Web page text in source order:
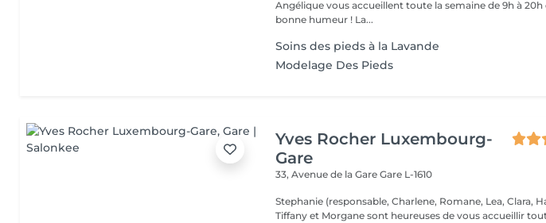
Angélique vous accueillent toute la semaine de 9h à 20h
bonne humeur ! La...
Soins des pieds à la Lavande
Modelage Des Pieds
Yves Rocher Luxembourg-
Gare
33, Avenue de la GareGare L-1610
Stephanie (responsable, Charlene, Romane, Lea, Clara,
Tiffany et Morgane sont heureuses de vous accueillir